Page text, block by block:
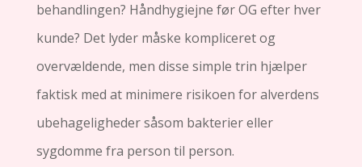
behandlingen? Håndhygiejne før OG efter hver
kunde? Det lyder måske kompliceret og
overvældende, men disse simple trin hjælper
faktisk med at minimere risikoen for alverdens
ubehageligheder såsom bakterier eller
sygdomme fra person til person.